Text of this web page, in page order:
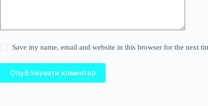
Save my name, email and website in this browser for the next
Опублікувати коментар